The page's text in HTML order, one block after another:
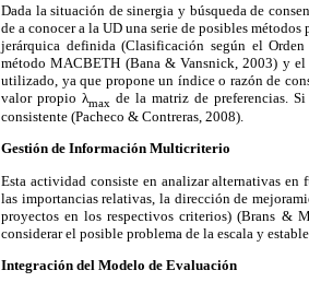
Dada la situación de sinergia y búsqueda de
de a conocer a la UD una serie de posibles
jerárquica definida (Clasificación según el
método MACBETH (Bana & Vansnick, 2003) y el
utilizado, ya que propone un índice o razón de
valor propio λmax de la matriz de preferencias.
consistente (Pacheco & Contreras, 2008).
Gestión de Información Multicriterio
Esta actividad consiste en analizar alternativas
las importancias relativas, la dirección de
proyectos en los respectivos criterios) (Brans &
considerar el posible problema de la escala y
Integración del Modelo de Evaluación